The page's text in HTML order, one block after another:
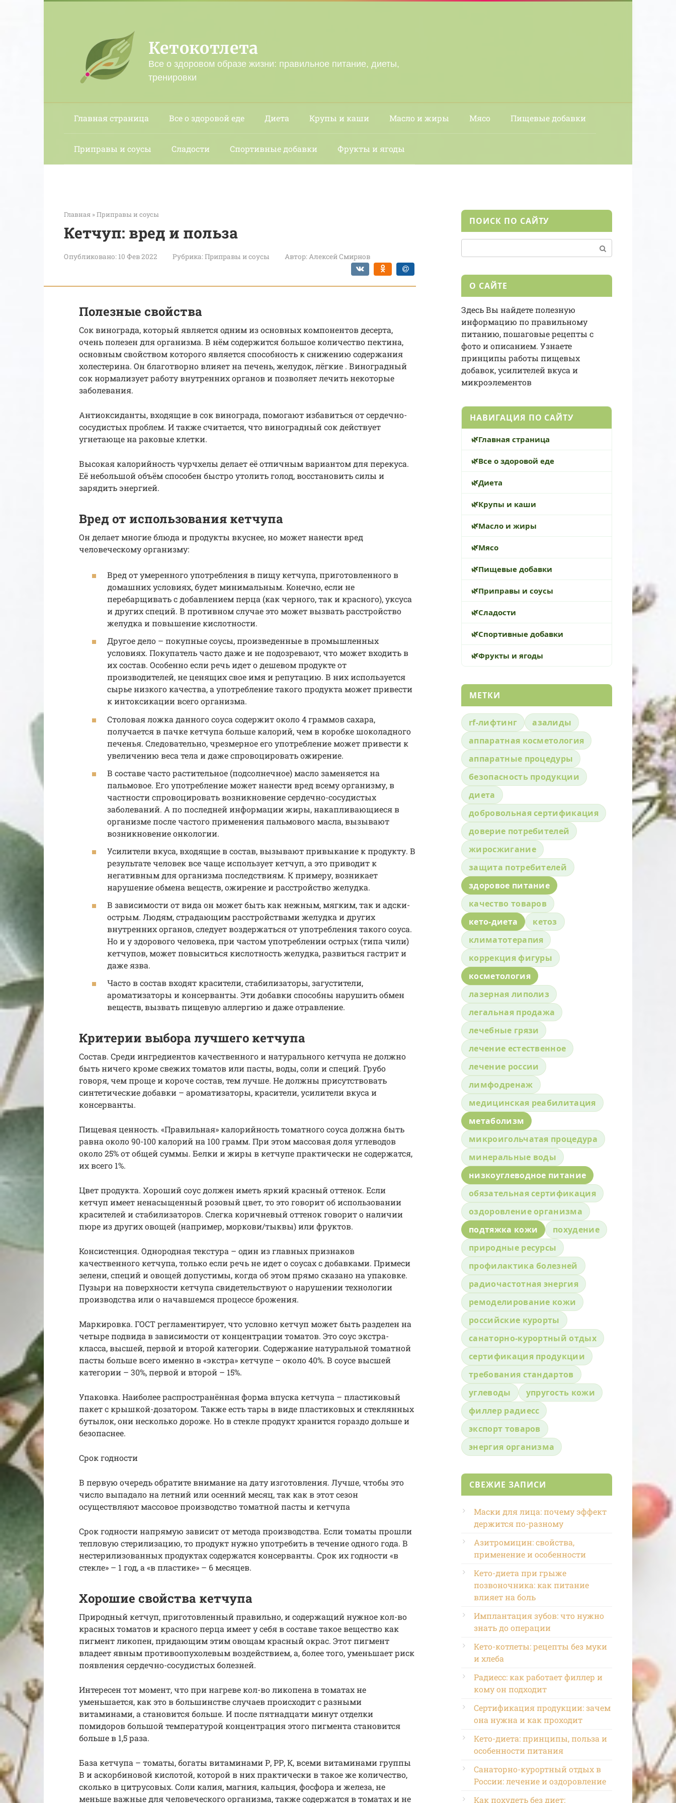
Кетокотлета
Все о здоровом образе жизни: правильное питание, диеты,
тренировки
Главная страница Все о здоровой еде Диета Крупы и каши Масло и жиры Мясо Пищевые добавки
Приправы и соусы Сладости Спортивные добавки Фрукты и ягоды
Главная »Приправы и соусы
Кетчуп: вред и польза
Опубликовано: 10 Фев 2022 Рубрика:Приправы и соусы Автор:Алексей Смирнов
Полезные свойства
Сок винограда, который является одним из основных компонентов десерта,
очень полезен для организма. В нём содержится большое количество пектина,
основным свойством которого является способность к снижению содержания
холестерина. Он благотворно влияет на печень, желудок, лёгкие . Виноградный
сок нормализует работу внутренних органов и позволяет лечить некоторые
заболевания.
Антиоксиданты, входящие в сок винограда, помогают избавиться от сердечно-
сосудистых проблем. И также считается, что виноградный сок действует
угнетающе на раковые клетки.
Высокая калорийность чурчхелы делает её отличным вариантом для перекуса.
Её небольшой объём способен быстро утолить голод, восстановить силы и
зарядить энергией.
Вред от использования кетчупа
Он делает многие блюда и продукты вкуснее, но может нанести вред
человеческому организму:
Вред от умеренного употребления в пищу кетчупа, приготовленного в
домашних условиях, будет минимальным. Конечно, если не
перебарщивать с добавлением перца (как черного, так и красного), уксуса
и других специй. В противном случае это может вызвать расстройство
желудка и повышение кислотности.
Другое дело – покупные соусы, произведенные в промышленных
условиях. Покупатель часто даже и не подозревают, что может входить в
их состав. Особенно если речь идет о дешевом продукте от
производителей, не ценящих свое имя и репутацию. В них используется
сырье низкого качества, а употребление такого продукта может привести
к интоксикации всего организма.
Столовая ложка данного соуса содержит около 4 граммов сахара,
получается в пачке кетчупа больше калорий, чем в коробке шоколадного
печенья. Следовательно, чрезмерное его употребление может привести к
увеличению веса тела и даже спровоцировать ожирение.
В составе часто растительное (подсолнечное) масло заменяется на
пальмовое. Его употребление может нанести вред всему организму, в
частности спровоцировать возникновение сердечно-сосудистых
заболеваний. А по последней информации жиры, накапливающиеся в
организме после частого применения пальмового масла, вызывают
возникновение онкологии.
Усилители вкуса, входящие в состав, вызывают привыкание к продукту. В
результате человек все чаще использует кетчуп, а это приводит к
негативным для организма последствиям. К примеру, возникает
нарушение обмена веществ, ожирение и расстройство желудка.
В зависимости от вида он может быть как нежным, мягким, так и адски-
острым. Людям, страдающим расстройствами желудка и других
внутренних органов, следует воздержаться от употребления такого соуса.
Но и у здорового человека, при частом употреблении острых (типа чили)
кетчупов, может повыситься кислотность желудка, развиться гастрит и
даже язва.
Часто в состав входят красители, стабилизаторы, загустители,
ароматизаторы и консерванты. Эти добавки способны нарушить обмен
веществ, вызвать пищевую аллергию и даже отравление.
Критерии выбора лучшего кетчупа
Состав. Среди ингредиентов качественного и натурального кетчупа не должно
быть ничего кроме свежих томатов или пасты, воды, соли и специй. Грубо
говоря, чем проще и короче состав, тем лучше. Не должны присутствовать
синтетические добавки – ароматизаторы, красители, усилители вкуса и
консерванты.
Пищевая ценность. «Правильная» калорийность томатного соуса должна быть
равна около 90-100 калорий на 100 грамм. При этом массовая доля углеводов
около 25% от общей суммы. Белки и жиры в кетчупе практически не содержатся,
их всего 1%.
Цвет продукта. Хороший соус должен иметь яркий красный оттенок. Если
кетчуп имеет ненасыщенный розовый цвет, то это говорит об использовании
красителей и стабилизаторов. Слегка коричневый оттенок говорит о наличии
пюре из других овощей (например, моркови/тыквы) или фруктов.
Консистенция. Однородная текстура – один из главных признаков
качественного кетчупа, только если речь не идет о соусах с добавками. Примеси
зелени, специй и овощей допустимы, когда об этом прямо сказано на упаковке.
Пузыри на поверхности кетчупа свидетельствуют о нарушении технологии
производства или о начавшемся процессе брожения.
Маркировка. ГОСТ регламентирует, что условно кетчуп может быть разделен на
четыре подвида в зависимости от концентрации томатов. Это соус экстра-
класса, высшей, первой и второй категории. Содержание натуральной томатной
пасты больше всего именно в «экстра» кетчупе – около 40%. В соусе высшей
категории – 30%, первой и второй – 15%.
Упаковка. Наиболее распространённая форма впуска кетчупа – пластиковый
пакет с крышкой-дозатором. Также есть тары в виде пластиковых и стеклянных
бутылок, они несколько дороже. Но в стекле продукт хранится гораздо дольше и
безопаснее.
Срок годности
В первую очередь обратите внимание на дату изготовления. Лучше, чтобы это
число выпадало на летний или осенний месяц, так как в этот сезон
осуществляют массовое производство томатной пасты и кетчупа
Срок годности напрямую зависит от метода производства. Если томаты прошли
тепловую стерилизацию, то продукт нужно употребить в течение одного года. В
нестерилизованных продуктах содержатся консерванты. Срок их годности «в
стекле» – 1 год, а «в пластике» – 6 месяцев.
Хорошие свойства кетчупа
Природный кетчуп, приготовленный правильно, и содержащий нужное кол-во
красных томатов и красного перца имеет у себя в составе такое вещество как
пигмент ликопен, придающим этим овощам красный окрас. Этот пигмент
владеет явным противоопухолевым воздействием, а, более того, уменьшает риск
появления сердечно-сосудистых болезней.
Интересен тот момент, что при нагреве кол-во ликопена в томатах не
уменьшается, как это в большинстве случаев происходит с разными
витаминами, а становится больше. И после пятнадцати минут отделки
помидоров большой температурой концентрация этого пигмента становится
больше в 1,5 раза.
База кетчупа – томаты, богаты витаминами Р, РР, К, всеми витаминами группы
В и аскорбиновой кислотой, которой в них практически в такое же количество,
сколько в цитрусовых. Соли калия, магния, кальция, фосфора и железа, не
меньше важные для человеческого организма, также содержатся в томатах и не
ПОИСК ПО САЙТУ
О САЙТЕ
Здесь Вы найдете полезную
информацию по правильному
питанию, пошаговые рецепты с
фото и описанием. Узнаете
принципы работы пищевых
добавок, усилителей вкуса и
микроэлементов
НАВИГАЦИЯ ПО САЙТУ
Главная страница
Все о здоровой еде
Диета
Крупы и каши
Масло и жиры
Мясо
Пищевые добавки
Приправы и соусы
Сладости
Спортивные добавки
Фрукты и ягоды
МЕТКИ
rf-лифтинг
азалиды
аппаратная косметология
аппаратные процедуры
безопасность продукции
диета
добровольная сертификация
доверие потребителей
жиросжигание
защита потребителей
здоровое питание
качество товаров
кето-диета
кетоз
климатотерапия
коррекция фигуры
косметология
лазерная липолиз
легальная продажа
лечебные грязи
лечение естественное
лечение россии
лимфодренаж
медицинская реабилитация
метаболизм
микроигольчатая процедура
минеральные воды
низкоуглеводное питание
обязательная сертификация
оздоровление организма
подтяжка кожи
похудение
природные ресурсы
профилактика болезней
радиочастотная энергия
ремоделирование кожи
российские курорты
санаторно-курортный отдых
сертификация продукции
требования стандартов
углеводы
упругость кожи
филлер радиесс
экспорт товаров
энергия организма
СВЕЖИЕ ЗАПИСИ
Маски для лица: почему эффект
держится по-разному
Азитромицин: свойства,
применение и особенности
Кето-диета при грыже
позвоночника: как питание
влияет на боль
Имплантация зубов: что нужно
знать до операции
Кето-котлеты: рецепты без муки
и хлеба
Радиесс: как работает филлер и
кому он подходит
Сертификация продукции: зачем
она нужна и как проходит
Кето-диета: принципы, польза и
особенности питания
Санаторно-курортный отдых в
России: лечение и оздоровление
Как похудеть без диет: